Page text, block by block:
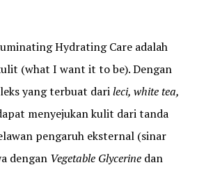
Hydrating Care adalah
(what I want it to be). Dengan
yang terbuat darileci, white tea,
menyejukan kulit dari tanda
pengaruh eksternal (sinar
dengan Vegetable Glycerine dan